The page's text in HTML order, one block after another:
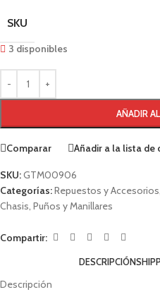
SKU
3 disponibles
AÑADIR
Comparar Añadir a la lista de
SKU:GTM00906
Categorías:Repuestos y Accesorios,
Chasis, Puños y Manillares
Compartir:
DESCRIPCIÓN
Descripción